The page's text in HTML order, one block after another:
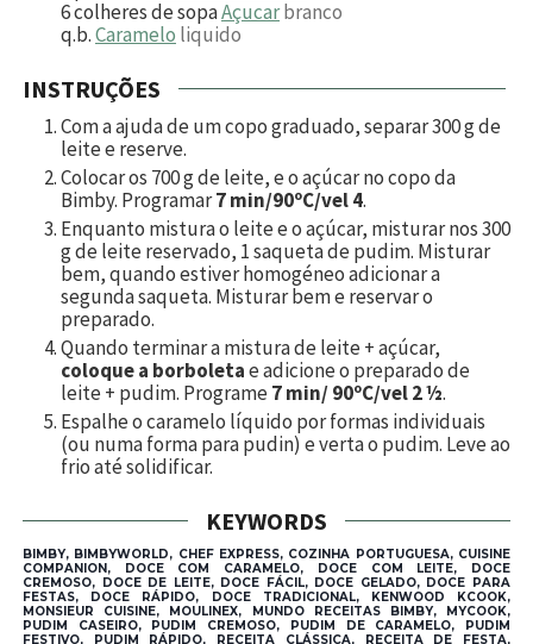
6colheres de sopaAçucarbranco
q.b.Caramelo liquido
INSTRUÇÕES
Com a ajuda de um copo graduado, separar300g de
leite e reserve.
Colocar os 700g de leite, e o açúcar no copo da
Bimby. Programar7 min/90ºC/vel 4.
Enquanto mistura o leite e o açúcar, misturar nos300
g de leite reservado, 1saqueta de pudim. Misturar
bem, quando estiver homogéneo adicionar a
segunda saqueta. Misturar bem e reservar o
preparado.
Quando terminar a mistura de leite + açúcar,
coloque a borboletae adicione o preparado de
leite + pudim. Programe7 min/ 90ºC/vel 2 ½.
Espalhe o caramelo líquido por formas individuais
(ou numa forma para pudin) e verta o pudim. Leve ao
frio até solidificar.
KEYWORDS
BIMBY, BIMBYWORLD, CHEF EXPRESS, COZINHA PORTUGUESA, CUISINE
COMPANION, DOCE COM CARAMELO, DOCE COM LEITE, DOCE
CREMOSO, DOCE DE LEITE, DOCE FÁCIL, DOCE GELADO, DOCE PARA
FESTAS, DOCE RÁPIDO, DOCE TRADICIONAL, KENWOOD KCOOK,
MONSIEUR CUISINE, MOULINEX, MUNDO RECEITAS BIMBY, MYCOOK,
PUDIM CASEIRO, PUDIM CREMOSO, PUDIM DE CARAMELO, PUDIM
FESTIVO, PUDIM RÁPIDO, RECEITA CLÁSSICA, RECEITA DE FESTA,